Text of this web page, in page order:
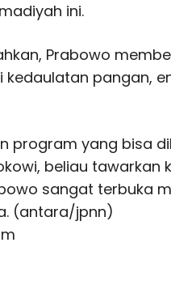
ini.
Prabowo
kedaulatan pangan,
program yang bisa
beliau tawarkan
sangat terbuka
(antara/jpnn)